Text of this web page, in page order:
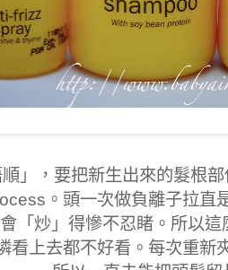
」，要把新生出來的髮根
。頭一次做負離子拉直
「炒」得慘不忍睹。所以
看上去都不好看。每次重新